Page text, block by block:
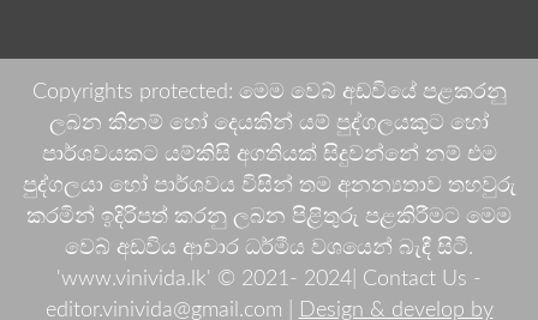
Copyrights protected: මෙම වෙබ් අඩවියේ පළකරනු
ලබන කිනම් හෝ දෙයකින් යම් පුද්ගලයකුට හෝ
පාර්ශවයකට යම්කිසි අගතියක් සිදුවන්නේ නම් එම
පුද්ගලයා හෝ පාර්ශවය විසින් තම අනන්‍යතාව තහවුරු
කරමින් ඉදිරිපත් කරනු ලබන පිළිතුරු පළකිරීමට මෙම
වෙබ් අඩවිය ආචාර ධර්මීය වශයෙන් බැඳී සිටී.
'www.vinivida.lk' © 2021- 2024| Contact Us -
editor.vinivida@gmail.com |
Design & develop by